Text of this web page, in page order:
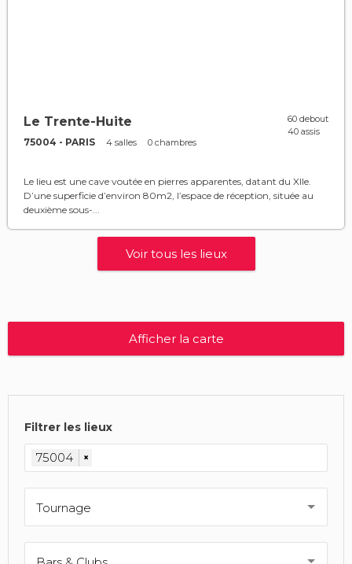
Le Trente-Huite
75004 - PARIS 4 salles 0 chambres
60 debout
40 assis
Le lieu est une cave voutée en pierres apparentes, datant du XIIe.
D’une superficie d’environ 80m2, l’espace de réception, située au
deuxième sous-...
Voir tous les lieux
Afficher la carte
Filtrer les lieux
75004 ×
Tournage